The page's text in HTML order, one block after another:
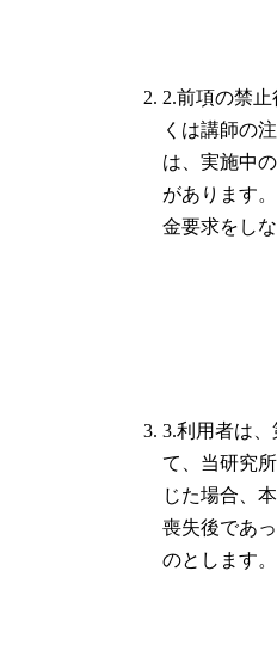
2.前項の禁
くは講師の
は、実施中
があります
金要求をしな
3.利用者は
て、当研究
じた場合、
喪失後であ
のとします。